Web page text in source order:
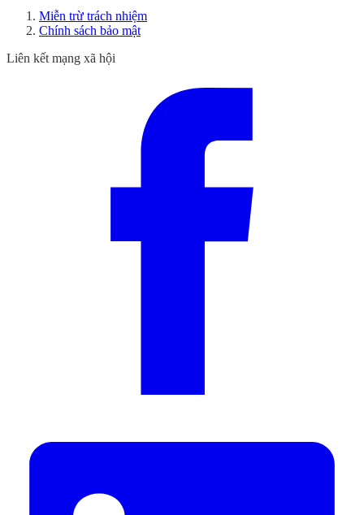
Miễn trừ trách nhiệm
Chính sách bảo mật
Liên kết mạng xã hội